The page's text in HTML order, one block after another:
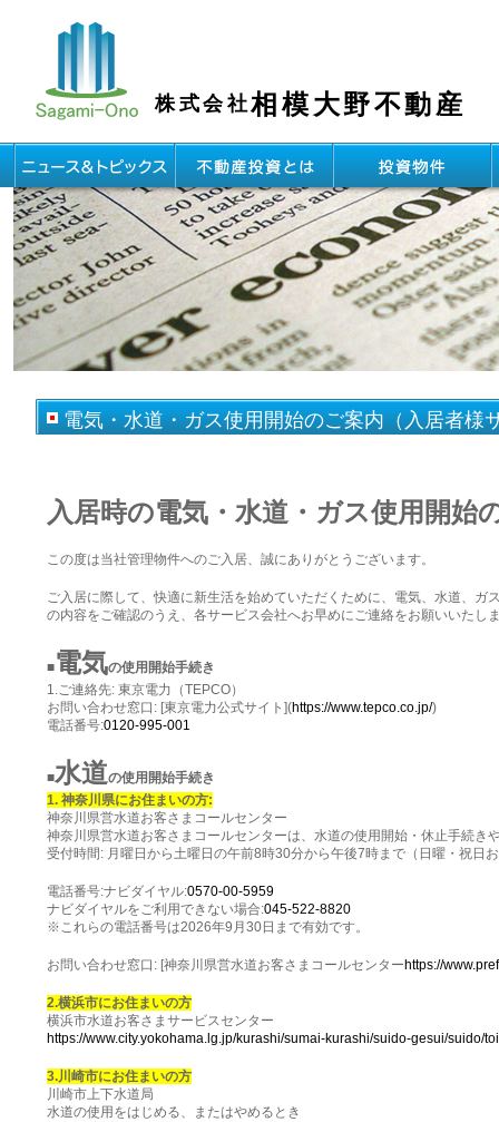
株式会社相模大野不動産
電気・水道・ガス使用開始のご案内（入居者様
入居時の電気・水道・ガス使用開始
この度は当社管理物件へのご入居、誠にありがとうございます。
ご入居に際して、快適に新生活を始めていただくために、電気、水道、ガ
の内容をご確認のうえ、各サービス会社へお早めにご連絡をお願いいたし
■電気の使用開始手続き
1.ご連絡先: 東京電力（TEPCO）
お問い合わせ窓口: [東京電力公式サイト](https://www.tepco.co.jp/)
電話番号:0120-995-001
■水道の使用開始手続き
1. 神奈川県にお住まいの方:
神奈川県営水道お客さまコールセンター
神奈川県営水道お客さまコールセンターは、水道の使用開始・休止手続き
受付時間: 月曜日から土曜日の午前8時30分から午後7時まで（日曜・祝日
電話番号:ナビダイヤル:0570-00-5959
ナビダイヤルをご利用できない場合:045-522-8820
※これらの電話番号は2026年9月30日まで有効です。
お問い合わせ窓口: [神奈川県営水道お客さまコールセンターhttps://
2.横浜市にお住まいの方
横浜市水道お客さまサービスセンター
https://www.city.yokohama.lg.jp/kurashi/sumai-kurashi/suido-gesui/suido/
3.川崎市にお住まいの方
川崎市上下水道局
水道の使用をはじめる、またはやめるとき